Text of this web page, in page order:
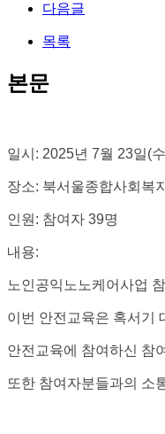
다음글
목록
본문
일시: 2025년 7월 23일(
장소: 북서울종합사회복
인원: 참여자 39명
내용:
노인공익노노케어사업
이번 안전교육은 혹서기
안전교육에 참여하신 참
또한 참여자분들과의 소